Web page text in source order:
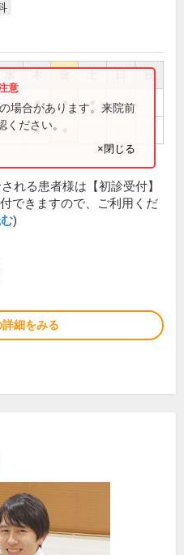
祝
● ●
●
場合があります。来院前
ださい。
×閉じる
れる患者様は【初診受付】
できますので、ご利用くだ
)
細をみる